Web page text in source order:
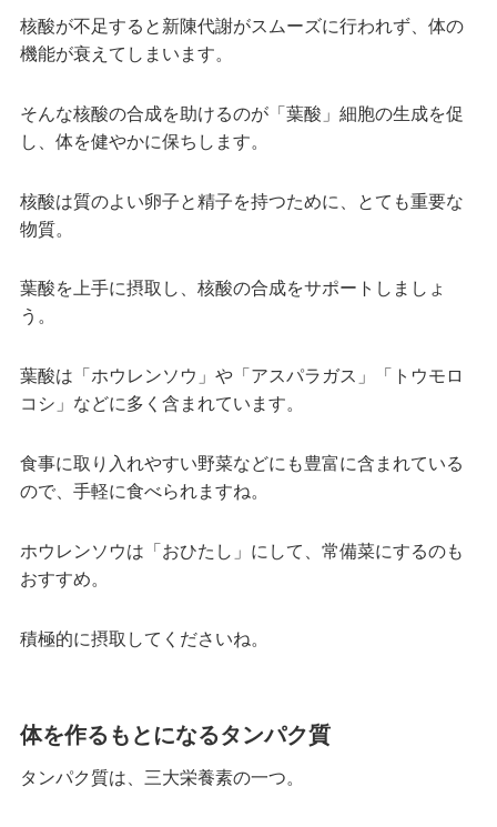
核酸が不足すると新陳代謝がスムーズに行われず、体の
機能が衰えてしまいます。
そんな核酸の合成を助けるのが「葉酸」細胞の生成を促
し、体を健やかに保ちします。
核酸は質のよい卵子と精子を持つために、とても重要な
物質。
葉酸を上手に摂取し、核酸の合成をサポートしましょ
う。
葉酸は「ホウレンソウ」や「アスパラガス」「トウモロ
コシ」などに多く含まれています。
食事に取り入れやすい野菜などにも豊富に含まれている
ので、手軽に食べられますね。
ホウレンソウは「おひたし」にして、常備菜にするのも
おすすめ。
積極的に摂取してくださいね。
体を作るもとになるタンパク質
タンパク質は、三大栄養素の一つ。